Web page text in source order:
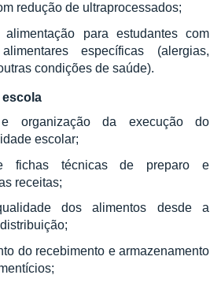
redução de ultraprocessados;
para estudantes com
específicas (alergias,
condições de saúde).
escola
e organização da execução do
escolar;
fichas técnicas de preparo e
receitas;
dos alimentos desde a
do recebimento e armazenamento